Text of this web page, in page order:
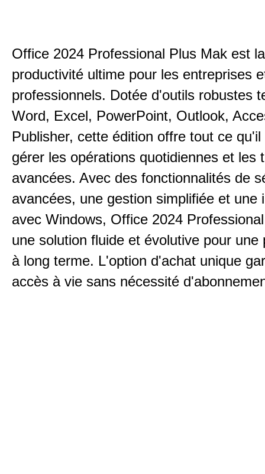
Office 2024 Professional Plus Mak est
productivité ultime pour les entreprises
professionnels. Dotée d'outils robustes
Word, Excel, PowerPoint, Outlook,
Publisher, cette édition offre tout ce
gérer les opérations quotidiennes et les
avancées. Avec des fonctionnalités de
avancées, une gestion simplifiée et une
avec Windows, Office 2024
une solution fluide et évolutive pour une
à long terme. L'option d'achat unique
accès à vie sans nécessité